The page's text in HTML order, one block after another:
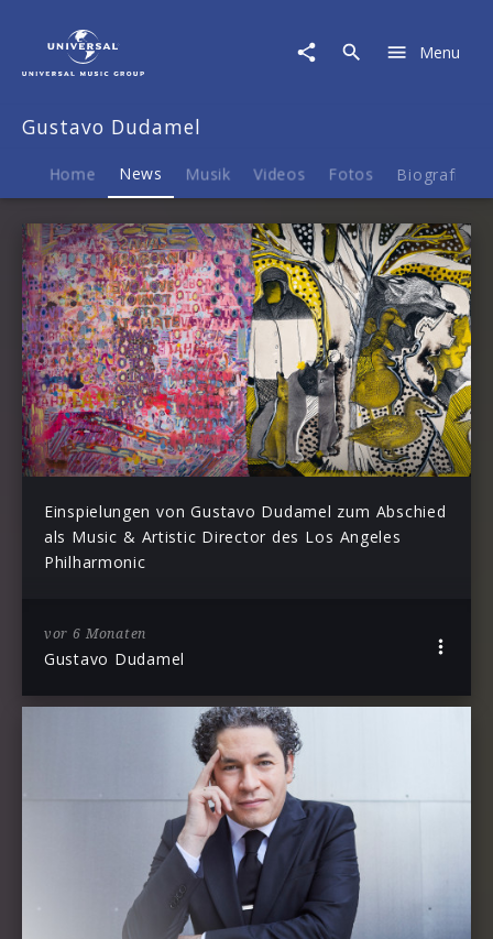
Dudamel
News
Menu
Gustavo Dudamel
Home News Musik Videos Fotos Biografie
Einspielungen von Gustavo Dudamel zum Abschied
als Music & Artistic Director des Los Angeles
Philharmonic
vor 6 Monaten
Gustavo Dudamel